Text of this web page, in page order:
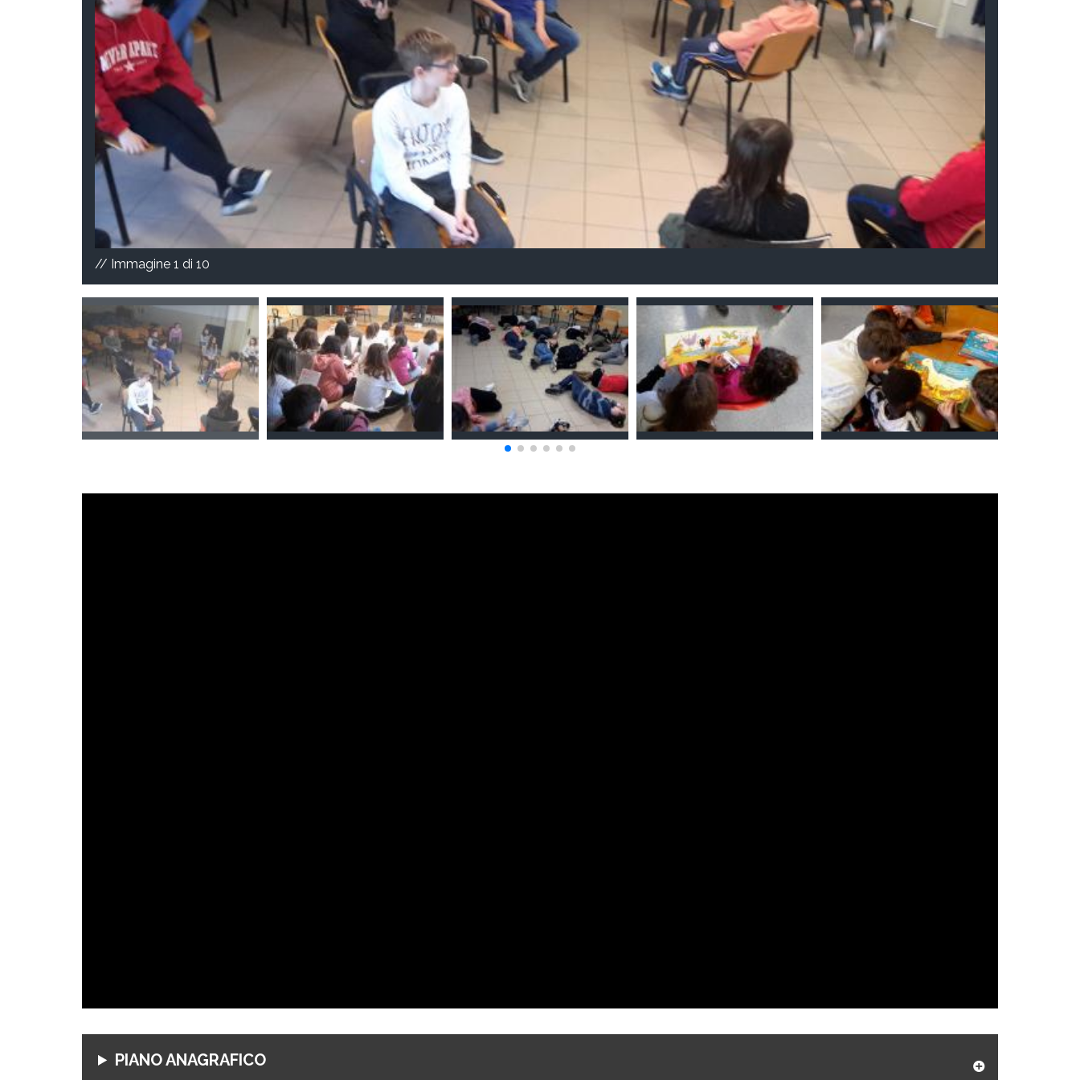
// Immagine 1 di 10
PIANO ANAGRAFICO